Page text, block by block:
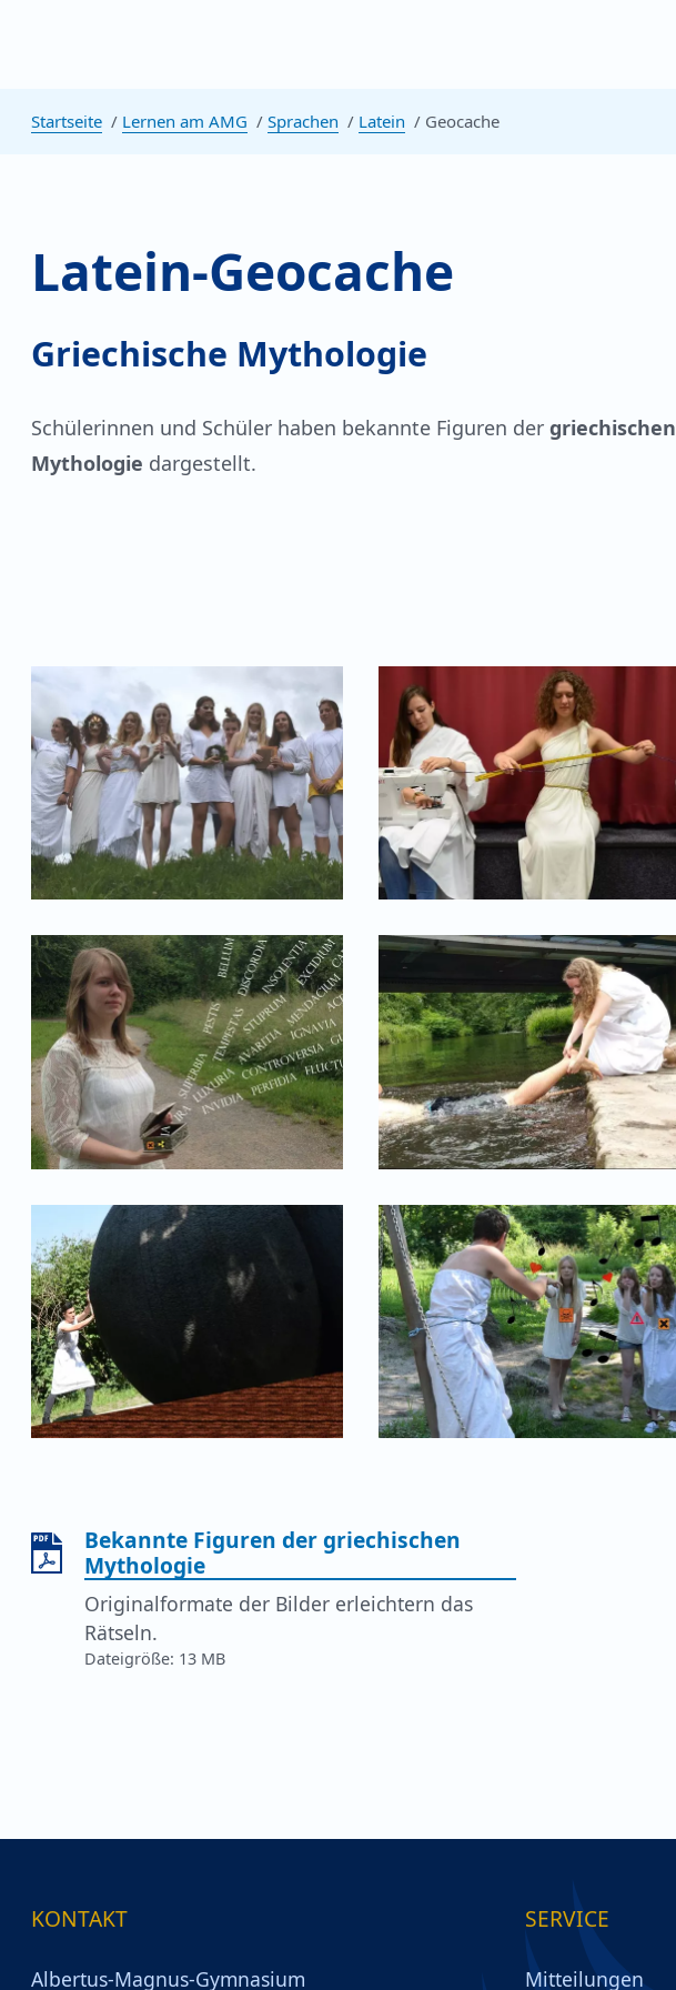
Startseite Lernen am AMG Sprachen Latein Geocache
Latein-Geocache
Griechische Mythologie
Schülerinnen und Schüler haben bekannte Figuren der griechischen
Mythologie dargestellt.
Bekannte Figuren der griechischen
Mythologie
Originalformate der Bilder erleichtern das
Rätseln.
13 MB
KONTAKT
Albertus-Magnus-Gymnasium
SERVICE
Mitteilungen